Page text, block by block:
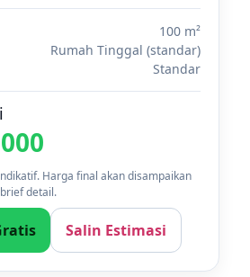
100 m²
Rumah Tinggal (standar)
Standar
Harga final akan disampaikan
detail.
Salin Estimasi